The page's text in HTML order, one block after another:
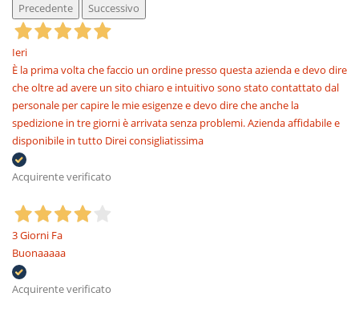
Precedente
Successivo
Ieri
È la prima volta che faccio un ordine presso questa azienda e devo dire
che oltre ad avere un sito chiaro e intuitivo sono stato contattato dal
personale per capire le mie esigenze e devo dire che anche la
spedizione in tre giorni è arrivata senza problemi. Azienda affidabile e
disponibile in tutto Direi consigliatissima
Acquirente verificato
3 Giorni Fa
Buonaaaaa
Acquirente verificato